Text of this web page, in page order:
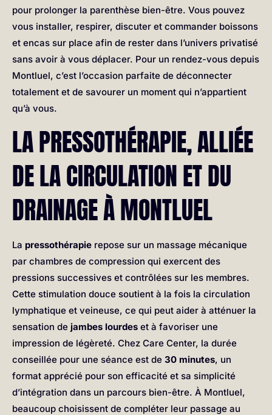
pour prolonger la parenthèse bien-être. Vous pouvez
vous installer, respirer, discuter et commander boissons
et encas sur place afin de rester dans l’univers privatisé
sans avoir à vous déplacer. Pour un rendez-vous depuis
Montluel, c’est l’occasion parfaite de déconnecter
totalement et de savourer un moment qui n’appartient
qu’à vous.
LA PRESSOTHÉRAPIE, ALLIÉE
DE LA CIRCULATION ET DU
DRAINAGE À MONTLUEL
La pressothérapie repose sur un massage mécanique
par chambres de compression qui exercent des
pressions successives et contrôlées sur les membres.
Cette stimulation douce soutient à la fois la circulation
lymphatique et veineuse, ce qui peut aider à atténuer la
sensation de jambes lourdes et à favoriser une
impression de légèreté. Chez Care Center, la durée
conseillée pour une séance est de 30 minutes, un
format apprécié pour son efficacité et sa simplicité
d’intégration dans un parcours bien-être. À Montluel,
beaucoup choisissent de compléter leur passage au